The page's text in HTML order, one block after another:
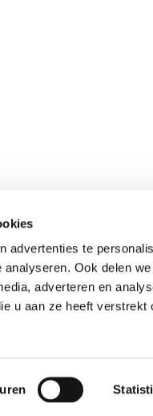
advertenties te
Ook delen
adverteren en
u aan ze heeft